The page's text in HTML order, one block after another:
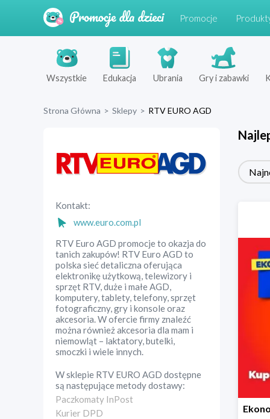
Promocje
Wszystkie Edukacja Ubrania Gry i zabawki
Strona Główna > Sklepy > RTV EURO AGD
Kontakt:
www.euro.com.pl
RTV Euro AGD promocje to okazja do
tanich zakupów! RTV Euro AGD to
polska sieć detaliczna oferująca
elektronikę użytkową, telewizory i
sprzęt RTV, duże i małe AGD,
komputery, tablety, telefony, sprzęt
fotograficzny, gry i konsole oraz
akcesoria. W ofercie firmy znaleźć
można również akcesoria dla mam i
niemowląt – laktatory, butelki,
smoczki i wiele innych.
W sklepie RTV EURO AGD dostępne
są następujące metody dostawy:
Paczkomaty InPost
Kurier DPD